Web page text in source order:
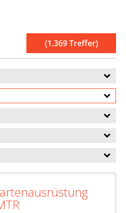
(1.369 Treffer)